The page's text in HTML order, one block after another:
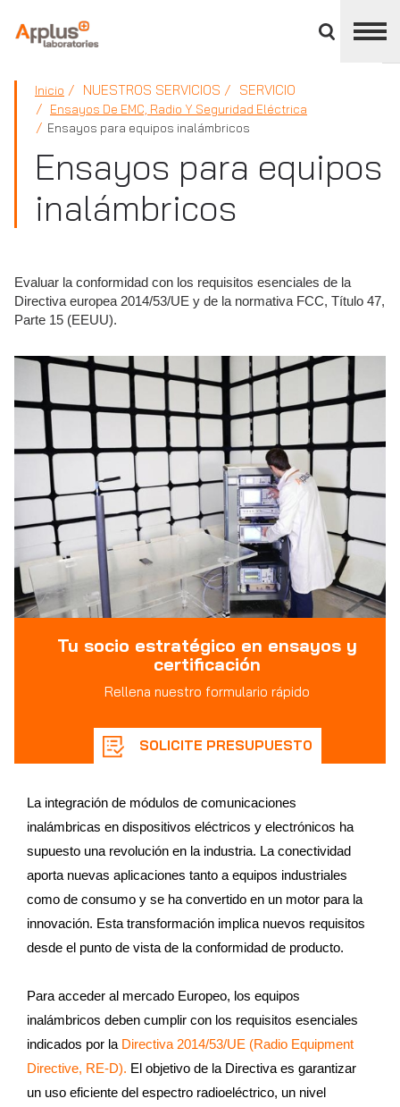
panel
APPLUS+
Inicio NUESTROS SERVICIOS SERVICIO
Ensayos De EMC, Radio Y Seguridad Eléctrica
Ensayos para equipos inalámbricos
Ensayos para equipos
inalámbricos
Evaluar la conformidad con los requisitos esenciales de la
Directiva europea 2014/53/UE y de la normativa FCC, Título 47,
Parte 15 (EEUU).
Tu socio estratégico en ensayos y
certificación
Rellena nuestro formulario rápido
SOLICITE PRESUPUESTO
La integración de módulos de comunicaciones
inalámbricas en dispositivos eléctricos y electrónicos ha
supuesto una revolución en la industria. La conectividad
aporta nuevas aplicaciones tanto a equipos industriales
como de consumo y se ha convertido en un motor para la
innovación. Esta transformación implica nuevos requisitos
desde el punto de vista de la conformidad de producto.
Para acceder al mercado Europeo, los equipos
inalámbricos deben cumplir con los requisitos esenciales
indicados por la Directiva 2014/53/UE (Radio Equipment
Directive, RE-D). El objetivo de la Directiva es garantizar
un uso eficiente del espectro radioeléctrico, un nivel